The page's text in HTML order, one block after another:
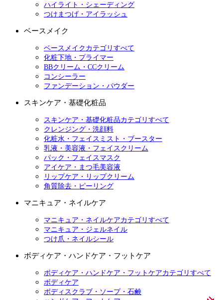
ハイライト・シェーディング
つけまつげ・アイラッシュ
ベースメイク
ベースメイクカテゴリすべて
化粧下地・プライマー
BBクリーム・CCクリーム
コンシーラー
ファンデーション・パウダー
スキンケア・基礎化粧品
スキンケア・基礎化粧品カテゴリすべて
クレンジング・洗顔料
化粧水・フェイスミスト・ブースター
乳液・美容液・フェイスクリーム
パック・フェイスマスク
アイケア・まつ毛美容液
リップケア・リップクリーム
角質除去・ピーリング
マニキュア・ネイルケア
マニキュア・ネイルケアカテゴリすべて
マニキュア・ジェルネイル
つけ爪・ネイルシール
ボディケア・ハンドケア・フットケア
ボディケア・ハンドケア・フットケアカテゴリすべて
ボディケア
ボディスクラブ・ソープ・石鹸